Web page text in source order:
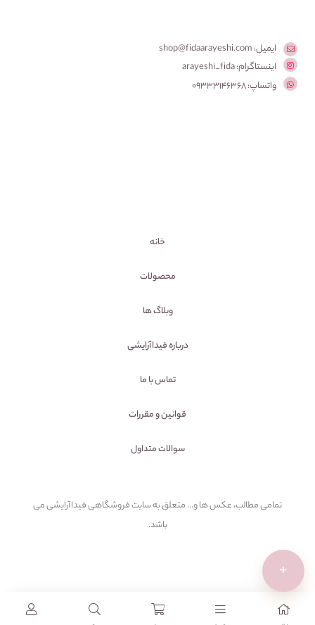
+
ایمیل: shop@fidaarayeshi.com
اینستاگرام: arayeshi_fida
واتساپ: 09333146368
خانه
محصولات
وبلاگ ها
درباره فیداآرایشی
تماس با ما
قوانین و مقررات
سوالات متداول
تمامی مطالب، عکس ها و... متعلق به سایت فروشگاهی فیداآرایشی می
باشد.